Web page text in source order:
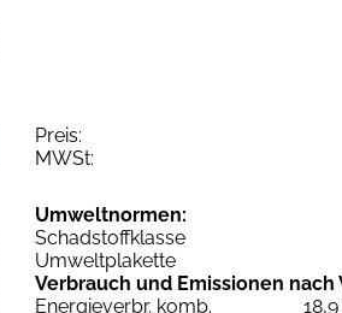
Preis:
MWSt:
Umweltnormen:
Schadstoffklasse
Umweltplakette
Verbrauch und Emissionen nach
Energieverbr. komb.